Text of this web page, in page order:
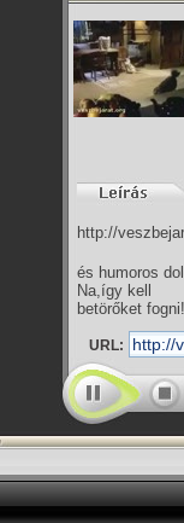
http://
és humoros
Na,így kell
betörőket fogni!
URL: